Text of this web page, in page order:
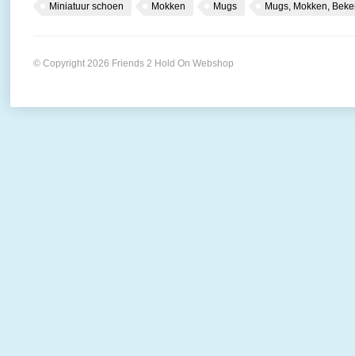
Miniatuur schoen Mokken Mugs Mugs, Mokken,
© Copyright 2026 Friends 2 Hold On Webshop